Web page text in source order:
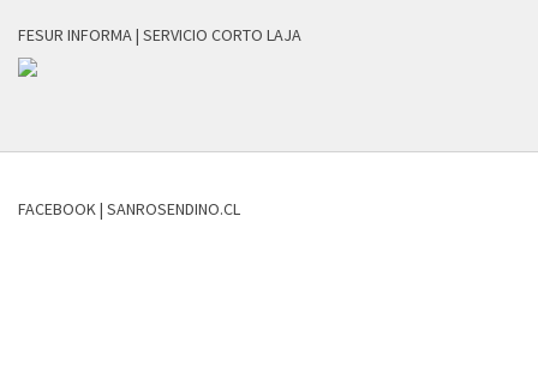
FESUR INFORMA | SERVICIO CORTO LAJA
FACEBOOK | SANROSENDINO.CL